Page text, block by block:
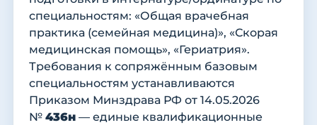
специальностям: «Общая врачебная
практика (семейная медицина)», «Скорая
медицинская помощь», «Гериатрия».
Требования к сопряжённым базовым
специальностям устанавливаются
Приказом Минздрава РФ от 14.05.2026
№ 436н — единые квалификационные